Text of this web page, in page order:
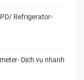
Refrigerator-
Dịch vụ nhanh